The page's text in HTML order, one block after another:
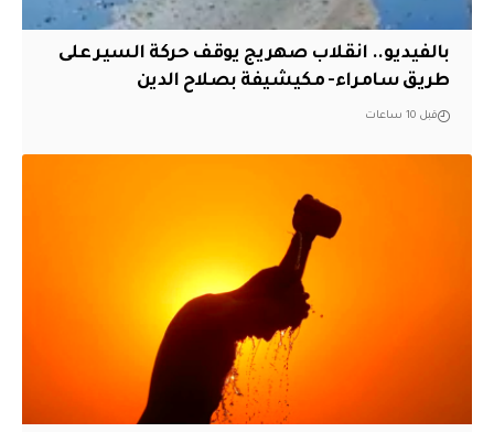
بالفيديو.. انقلاب صهريج يوقف حركة السير على
طريق سامراء- مكيشيفة بصلاح الدين
قبل 10 ساعات